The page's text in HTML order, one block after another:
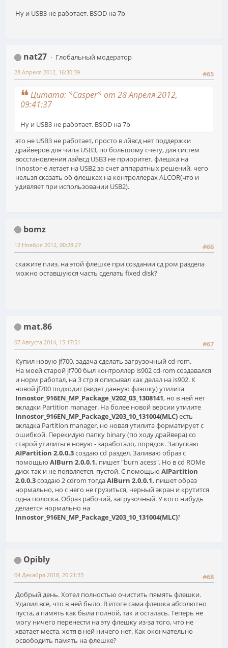
Ну и USB3 не работает. BSOD на 7b
nat27
Глобальный модератор
#65
28 Апреля 2012, 16:30:39
Цитата: *Casper* от 28 Апреля 2012,
09:41:37
Ну и USB3 не работает. BSOD на 7b
это не USB3 не работает, просто в лйвсд нет поддержки
драйверов для чипа USB3, по большому счету, для систем
восстановления лайвсд USB3 не приоритет, флешка на
Innostor-е летает на USB2 за счет аппаратных решений, чего
нельзя сказать об флешках на контроллерах ALCOR(что и
удивляет при использовании USB2).
bomz
#66
12 Ноября 2012, 00:28:27
скажите плиз. на этой флешке при создании сд ром раздела
можно оставшуюся часть сделать fixed disk?
mat.86
#67
07 Августа 2014, 15:17:51
Купил новую jf700, задача сделать загрузочный cd-rom.
На моей старой jf700 был контроллер is902 cd-rom создавался
и норм работал, на 3 стр я описывал как делал на is902. К
новой jf700 подходит (видет данную флэшку) утилита
Innostor_916EN_MP_Package_V202_03_1308141, но в ней нет
вкладки Partition manager. На более новой версии утилите
Innostor_916EN_MP_Package_V203_10_131004(MLC)есть
вкладка Partition manager, но новая утилита форматирует с
ошибкой. Перекидую папку binary (по ходу драйвера) со
старой утилиты в новую - заработало, порядок. Запускаю
AIPartition 2.0.0.3создаю cd раздел. Заливаю образ с
помощью AIBurn 2.0.0.1. пишет "burn acess". Но в cd ROMе
диск так и не появляется, пустой. С помощью AIPartition
2.0.0.3создаю 2 cdrom тогдаAIBurn 2.0.0.1. пишет образ
нормально, но с него не грузиться, черный экран и крутится
одна полоска. Образ рабочий, загрузочный. У кого нибудь
делается нормально на
Innostor_916EN_MP_Package_V203_10_131004(MLC)?
Opibly
#68
04 Декабря 2018, 20:21:33
Добрый день. Хотел полностью очистить пямять флешки.
Удалил всё, что в ней было. В итоге сама флешка абсолютно
пуста, а память как была полной, так и осталась. Теперь не
могу ничего перенести на эту флешку из-за того, что не
хватает места, хотя в ней ничего нет. Как окончательно
освободить память на флешке?